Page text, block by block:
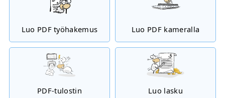
Luo PDF työhakemus Luo PDF kameralla
PDF-tulostin Luo lasku